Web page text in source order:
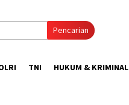
Pencarian
TNI HUKUM & KRIMINAL